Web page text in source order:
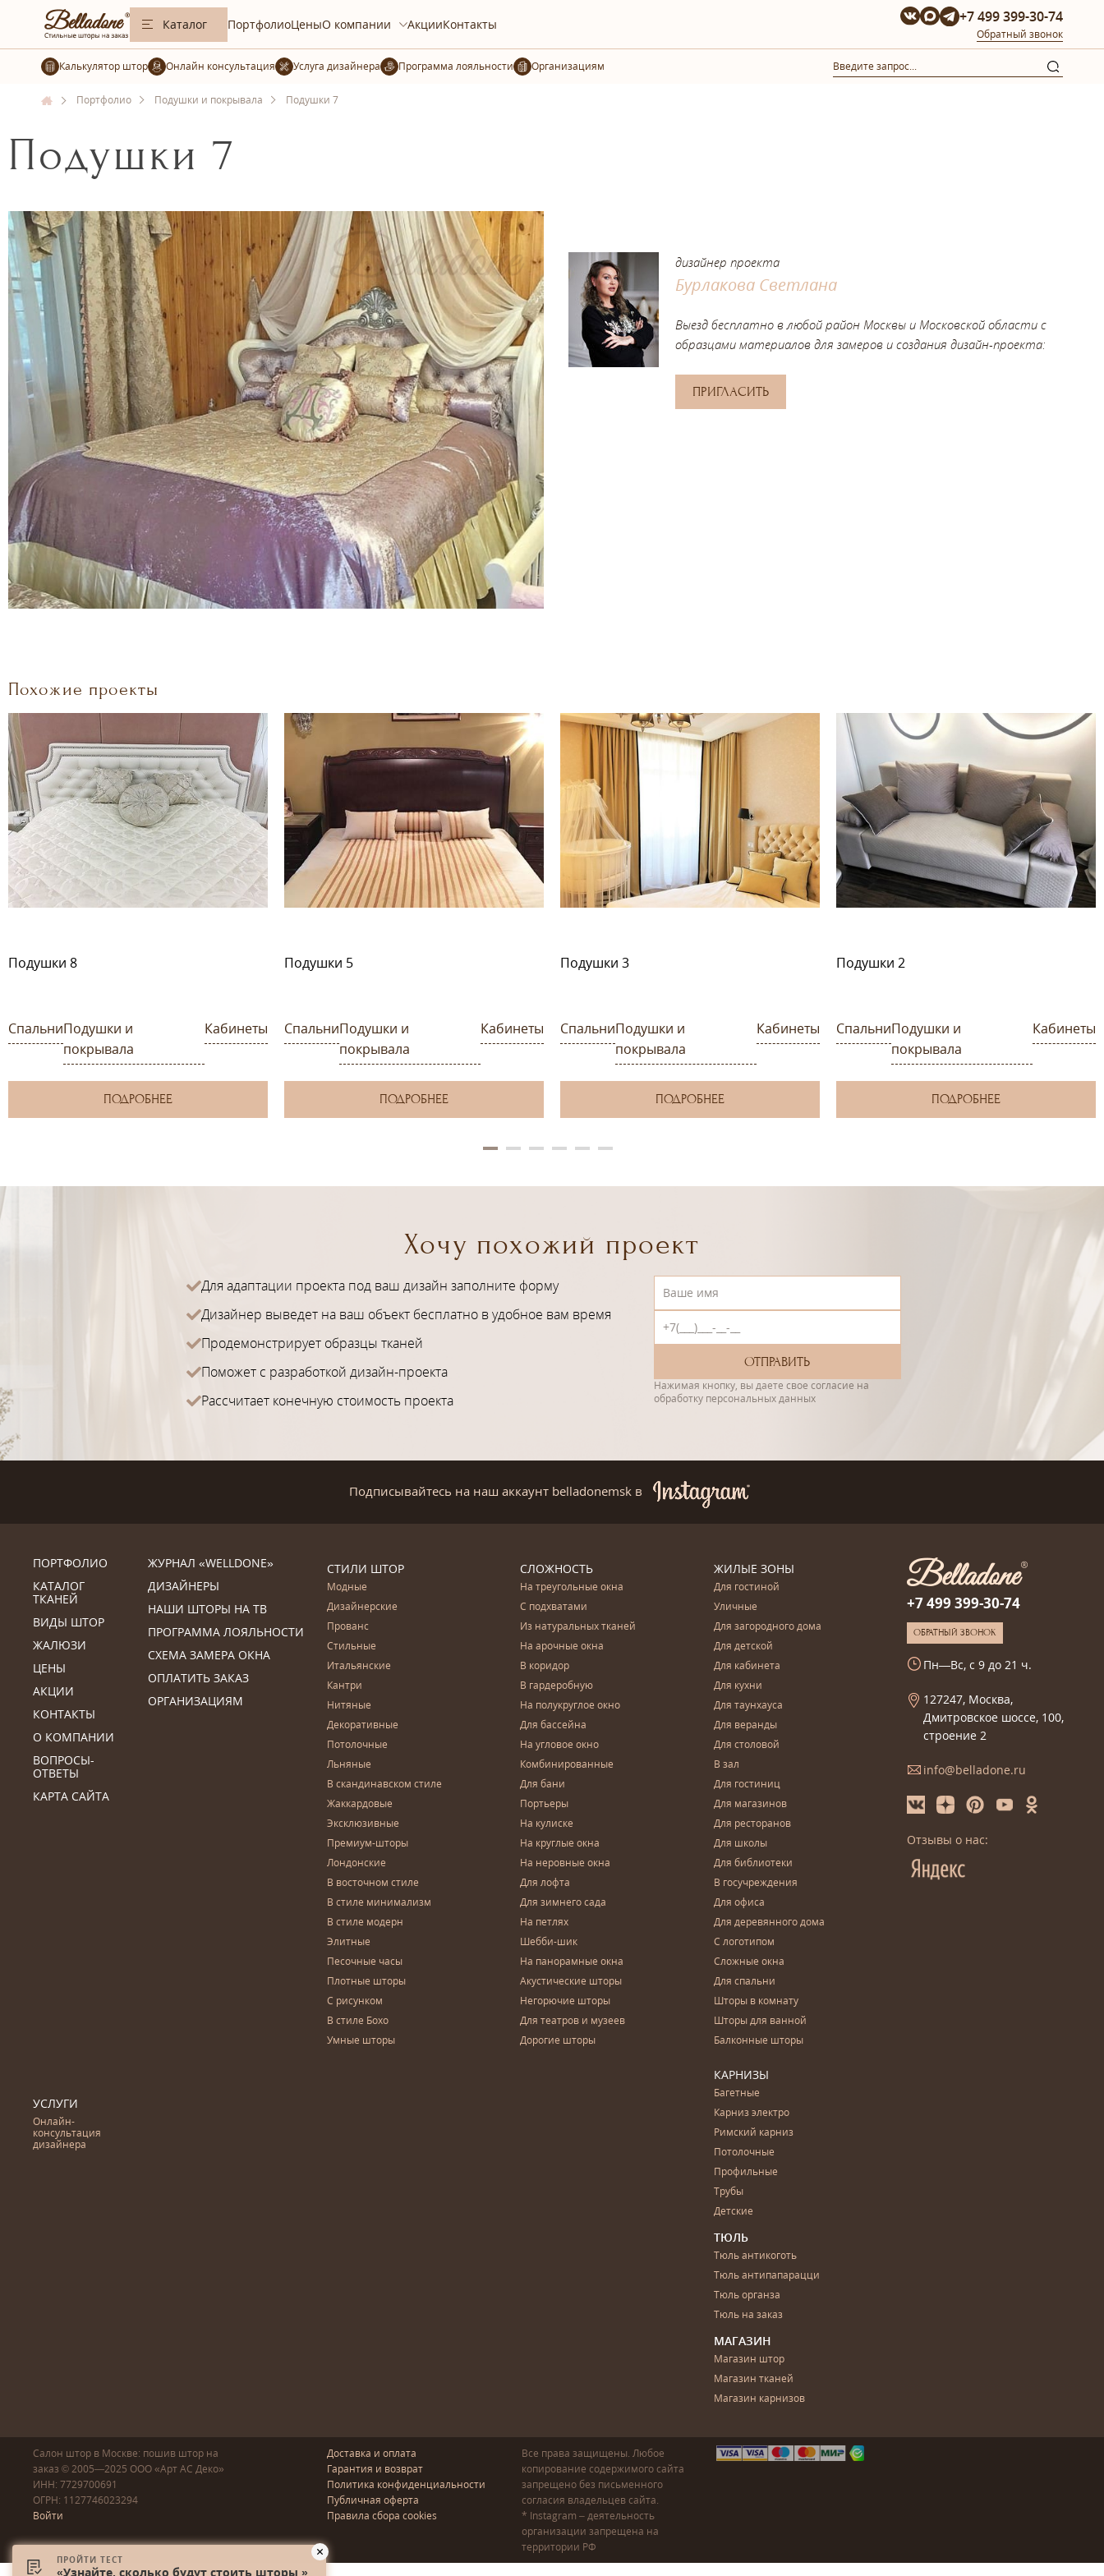
Каталог ПортфолиоЦеныО компании АкцииКонтакты +7 499 399-30-74
Обратный звонок
Калькулятор штор Услуга дизайнера Организациям
Портфолио Подушки и покрывала Подушки 7
Подушки 7
дизайнер проекта
Бурлакова Светлана
Выезд бесплатно в любой район Москвы и Московской области с
образцами материалов для замеров и создания дизайн-проекта:
ПРИГЛАСИТЬ
Похожие проекты
Подушки 8
СпальниПодушки и
покрывала
Кабинеты
ПОДРОБНЕЕ
Подушки 5
СпальниПодушки и
покрывала
Кабинеты
ПОДРОБНЕЕ
Подушки 3
СпальниПодушки и
покрывала
Кабинеты
ПОДРОБНЕЕ
Подушки 2
СпальниПодушки и
покрывала
Кабинеты
ПОДРОБНЕЕ
Хочу похожий проект
Для адаптации проекта под ваш дизайн заполните форму
Дизайнер выведет на ваш объект бесплатно в удобное вам время
Продемонстрирует образцы тканей
Поможет с разработкой дизайн-проекта
Рассчитает конечную стоимость проекта
Нажимая кнопку, вы даете свое согласие на
обработку персональных данных
Подписывайтесь на наш аккаунт belladonemsk в
ПОРТФОЛИО
КАТАЛОГ
ТКАНЕЙ
ВИДЫ ШТОР
ЖАЛЮЗИ
ЦЕНЫ
АКЦИИ
КОНТАКТЫ
О КОМПАНИИ
ВОПРОСЫ-
ОТВЕТЫ
КАРТА САЙТА
ЖУРНАЛ «WELLDONE»
ДИЗАЙНЕРЫ
НАШИ ШТОРЫ НА ТВ
ПРОГРАММА ЛОЯЛЬНОСТИ
СХЕМА ЗАМЕРА ОКНА
ОПЛАТИТЬ ЗАКАЗ
ОРГАНИЗАЦИЯМ
УСЛУГИ
Онлайн-
консультация
дизайнера
СТИЛИ ШТОР
Модные
Дизайнерские
Прованс
Стильные
Итальянские
Кантри
Нитяные
Декоративные
Потолочные
Льняные
В скандинавском стиле
Жаккардовые
Эксклюзивные
Премиум-шторы
Лондонские
В восточном стиле
В стиле минимализм
В стиле модерн
Элитные
Песочные часы
Плотные шторы
С рисунком
В стиле Бохо
Умные шторы
СЛОЖНОСТЬ
На треугольные окна
С подхватами
Из натуральных тканей
На арочные окна
В коридор
В гардеробную
На полукруглое окно
Для бассейна
На угловое окно
Комбинированные
Для бани
Портьеры
На кулиске
На круглые окна
На неровные окна
Для лофта
Для зимнего сада
На петлях
Шебби-шик
На панорамные окна
Акустические шторы
Негорючие шторы
Для театров и музеев
Дорогие шторы
ЖИЛЫЕ ЗОНЫ
Для гостиной
Уличные
Для загородного дома
Для детской
Для кабинета
Для кухни
Для таунхауса
Для веранды
Для столовой
В зал
Для гостиниц
Для магазинов
Для ресторанов
Для школы
Для библиотеки
В госучреждения
Для офиса
Для деревянного дома
С логотипом
Сложные окна
Для спальни
Шторы в комнату
Шторы для ванной
Балконные шторы
КАРНИЗЫ
Багетные
Карниз электро
Римский карниз
Потолочные
Профильные
Трубы
Детские
ТЮЛЬ
Тюль антикоготь
Тюль антипапарацци
Тюль органза
Тюль на заказ
МАГАЗИН
Магазин штор
Магазин тканей
Магазин карнизов
+7 499 399-30-74
ОБРАТНЫЙ ЗВОНОК
Пн—Вс, с 9 до 21 ч.
127247, Москва,
Дмитровское шоссе, 100,
строение 2
info@belladone.ru
Отзывы о нас:
Салон штор в Москве: пошив штор на
заказ © 2005—2025 ООО «Арт АС Деко»
ИНН: 7729700691
ОГРН: 1127746023294
Войти
Доставка и оплата
Гарантия и возврат
Политика конфиденциальности
Публичная оферта
Правила сбора cookies
Все права защищены. Любое
копирование содержимого сайта
запрещено без письменного
согласия владельцев сайта.
* Instagram – деятельность
организации запрещена на
территории РФ
ПРОЙТИ ТЕСТ
«Узнайте, сколько будут стоить шторы »